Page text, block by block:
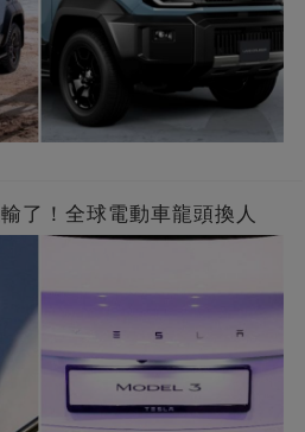
了！全球電動車龍頭換人